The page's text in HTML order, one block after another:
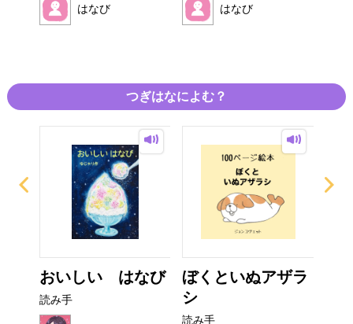
はなび はなび
つぎはなによむ？
おいしい はなび
読み手
ぼくといぬアザラ
シ
読み手